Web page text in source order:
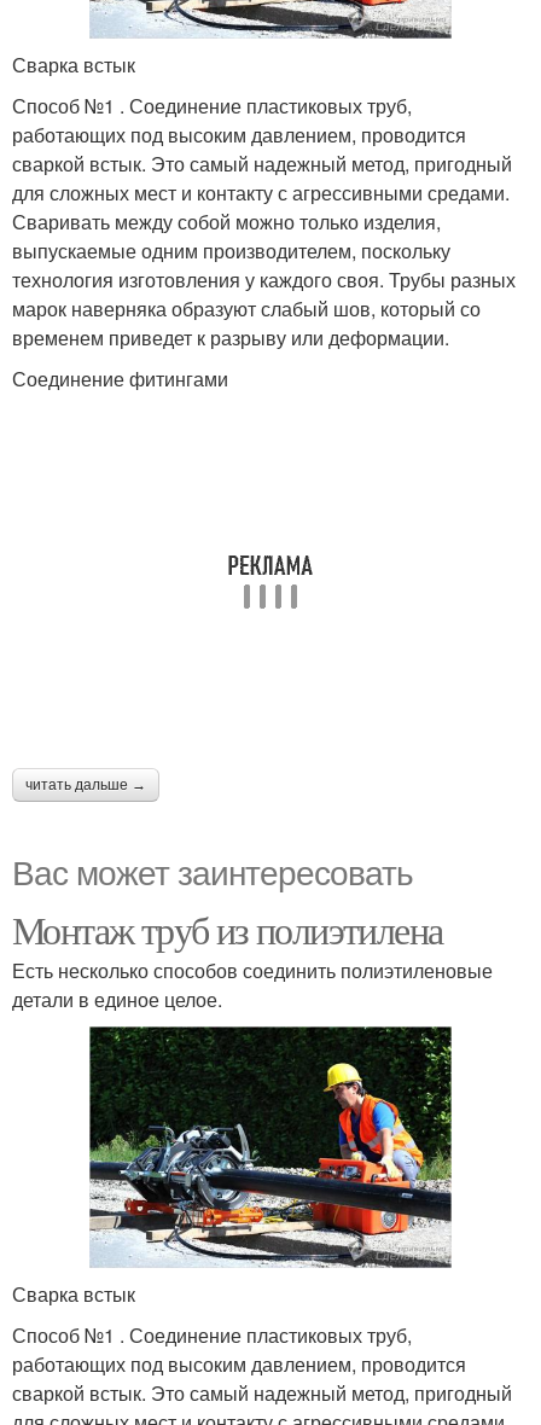
Сварка встык
Способ №1 . Соединение пластиковых труб,
работающих под высоким давлением, проводится
сваркой встык. Это самый надежный метод, пригодный
для сложных мест и контакту с агрессивными средами.
Сваривать между собой можно только изделия,
выпускаемые одним производителем, поскольку
технология изготовления у каждого своя. Трубы разных
марок наверняка образуют слабый шов, который со
временем приведет к разрыву или деформации.
Соединение фитингами
читать дальше →
Вас может заинтересовать
Монтаж труб из полиэтилена
Есть несколько способов соединить полиэтиленовые
детали в единое целое.
Сварка встык
Способ №1 . Соединение пластиковых труб,
работающих под высоким давлением, проводится
сваркой встык. Это самый надежный метод, пригодный